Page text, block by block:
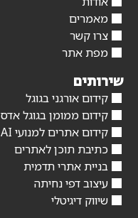
מאמרים
צרו קשר
מפת אתר
שירותים
קידום אורגני בגוגל
קידום ממומן בגוגל אדס
קידום אתרים למנועי AI
כתיבת תוכן לאתרים
בניית אתרי תדמית
עיצוב דפי נחיתה
שיווק דיגיטלי